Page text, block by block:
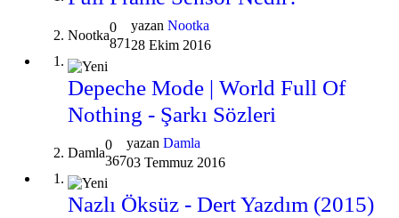
Nootka
0
871
yazan Nootka
28 Ekim 2016
Depeche Mode | World Full Of
Nothing - Şarkı Sözleri
Damla
0
367
yazan Damla
03 Temmuz 2016
Nazlı Öksüz - Dert Yazdım (2015)